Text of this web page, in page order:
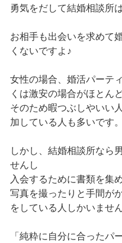
勇気をだして結婚相談所
お相手も出会いを求めて
くないですよ♪
女性の場合、婚活パーテ
くは激安の場合がほとん
そのため暇つぶしやいい
加している人も多いです。
しかし、結婚相談所なら
せんし
入会するために書類を集
写真を撮ったりと手間が
をしている人しかいません
「純粋に自分に合ったパ